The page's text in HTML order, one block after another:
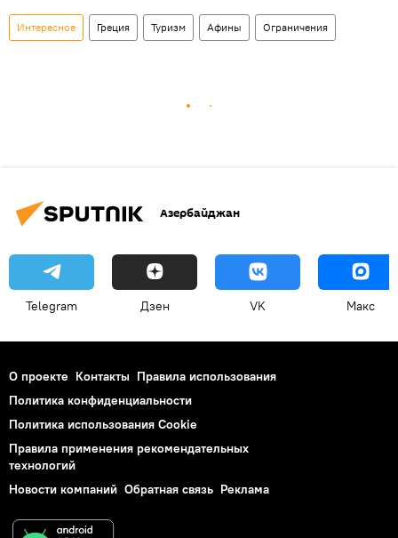
Интересное Греция Туризм Афины Ограничения
Азербайджан
Telegram Дзен VK Макс
О проекте Контакты Правила использования
Политика конфиденциальности
Политика использования Cookie
Правила применения рекомендательных
технологий
Новости компаний Обратная связь Реклама